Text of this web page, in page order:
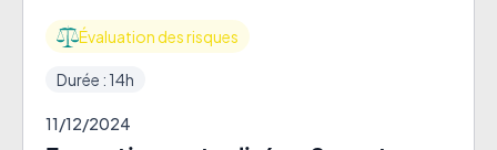
Évaluation des risques
Durée : 14h
11/12/2024